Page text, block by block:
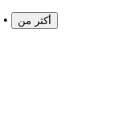
• أكثر من